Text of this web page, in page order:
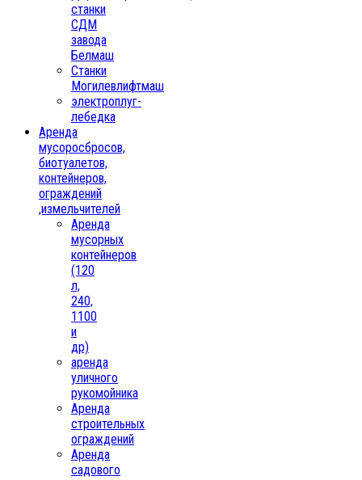
станки
СДМ
завода
Белмаш
Станки
Могилевлифтмаш
электроплуг-
лебедка
Аренда
мусоросбросов,
биотуалетов,
контейнеров,
ограждений
,измельчителей
Аренда
мусорных
контейнеров
(120
л,
240,
1100
и
др)
аренда
уличного
рукомойника
Аренда
строительных
ограждений
Аренда
садового